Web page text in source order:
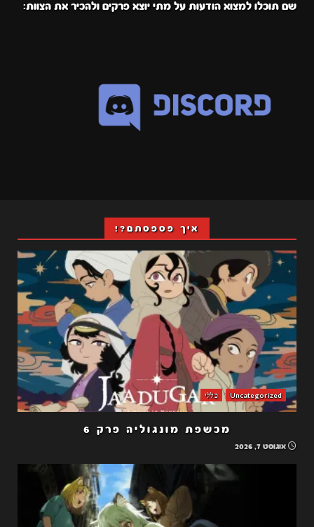
שם תוכלו למצוא הודעות על מתי יוצא פרקים ולהכיר את הצוות:
איך פספסתם?!
Uncategorized כללי
מכשפת מונגוליה פרק 6
אוגוסט 7, 2026